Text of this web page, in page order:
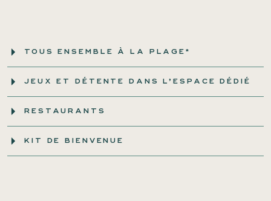
TOUS ENSEMBLE À LA PLAGE*
JEUX ET DÉTENTE DANS L’ESPACE DÉDIÉ
RESTAURANTS
KIT DE BIENVENUE